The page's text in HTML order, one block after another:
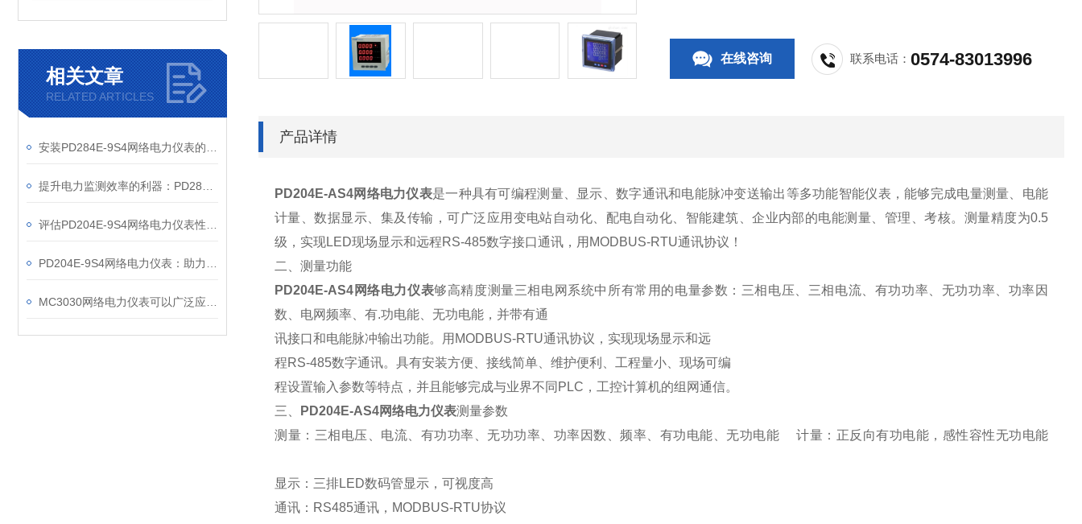
相关文章
RELATED ARTICLES
在线咨询 联系电话：0574-83013996
产品详情
PD204E-AS4网络电力仪表是一种具有可编程测量、显示、数字通讯和电能脉冲变送输出等多功能智能仪表，能够完成电量测量、电能
计量、数据显示、集及传输，可广泛应用变电站自动化、配电自动化、智能建筑、企业内部的电能测量、管理、考核。测量精度为0.5
级，实现LED现场显示和远程RS-485数字接口通讯，用MODBUS-RTU通讯协议！
二、测量功能
PD204E-AS4网络电力仪表够高精度测量三相电网系统中所有常用的电量参数：三相电压、三相电流、有功功率、无功功率、功率因
数、电网频率、有.功电能、无功电能，并带有通
讯接口和电能脉冲输出功能。用MODBUS-RTU通讯协议，实现现场显示和远
程RS-485数字通讯。具有安装方便、接线简单、维护便利、工程量小、现场可编
程设置输入参数等特点，并且能够完成与业界不同PLC，工控计算机的组网通信。
三、
PD204E-AS4网络电力仪表测量参数
测量：三相电压、电流、有功功率、无功功率、功率因数、频率、有功电能、无功电能 计量：正反向有功电能，感性容性无功电能
显示：三排LED数码管显示，可视度高
通讯：RS485通讯，MODBUS-RTU协议